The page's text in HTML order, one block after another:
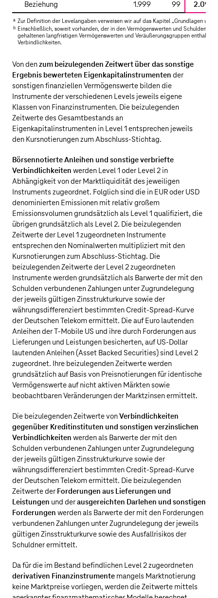
Beziehung
1.999 99 2.098
a Zur Definition der Levelangaben verweisen wir auf das Kapitel „Grundlagen und
b
Einschließlich, soweit vorhanden, der in den Vermögenswerten und Schulden in
gehaltenen langfristigen Vermögenswerten und Veräußerungsgruppen
Verbindlichkeiten.
Von denzum beizulegenden Zeitwert über das sonstige
Ergebnis bewerteten Eigenkapitalinstrumenten der
sonstigen finanziellen Vermögenswerte bilden die
Instrumente der verschiedenen Levels jeweils eigene
Klassen von Finanzinstrumenten. Die beizulegenden
Zeitwerte des Gesamtbestands an
Eigenkapitalinstrumenten in Level 1 entsprechen jeweils
den Kursnotierungen zum Abschluss-Stichtag.
Börsennotierte Anleihen und sonstige verbriefte
Verbindlichkeiten werden Level 1 oder Level 2 in
Abhängigkeit von der Marktliquidität des jeweiligen
Instruments zugeordnet. Folglich sind die in EUR oder USD
denominierten Emissionen mit relativ großem
Emissionsvolumen grundsätzlich als Level 1 qualifiziert, die
übrigen grundsätzlich als Level 2. Die beizulegenden
Zeitwerte der Level 1 zugeordneten Instrumente
entsprechen den Nominalwerten multipliziert mit den
Kursnotierungen zum Abschluss-Stichtag. Die
beizulegenden Zeitwerte der Level 2 zugeordneten
Instrumente werden grundsätzlich als Barwerte der mit den
Schulden verbundenen Zahlungen unter Zugrundelegung
der jeweils gültigen Zinsstrukturkurve sowie der
währungsdifferenziert bestimmten Credit-Spread-Kurve
der Deutschen Telekom ermittelt. Die auf Euro lautenden
Anleihen derT‑Mobile US und ihre durch Forderungen aus
Lieferungen und Leistungen besicherten, aufUS‑Dollar
lautenden Anleihen (Asset Backed Securities) sind Level 2
zugeordnet. Ihre beizulegenden Zeitwerte werden
grundsätzlich auf Basis von Preisnotierungen für identische
Vermögenswerte auf nicht aktiven Märkten sowie
beobachtbaren Veränderungen der Marktzinsen ermittelt.
Die beizulegenden Zeitwerte vonVerbindlichkeiten
gegenüber Kreditinstituten und sonstigen verzinslichen
Verbindlichkeiten werden als Barwerte der mit den
Schulden verbundenen Zahlungen unter Zugrundelegung
der jeweils gültigen Zinsstrukturkurve sowie der
währungsdifferenziert bestimmten Credit-Spread-Kurve
der Deutschen Telekom ermittelt. Die beizulegenden
Zeitwerte der Forderungen aus Lieferungen und
Leistungen und derausgereichten Darlehen und sonstigen
Forderungen werden als Barwerte der mit den Forderungen
verbundenen Zahlungen unter Zugrundelegung der jeweils
gültigen Zinsstrukturkurve sowie des Ausfallrisikos der
Schuldner ermittelt.
Da für die im Bestand befindlichen Level 2 zugeordneten
derivativen Finanzinstrumente mangels Marktnotierung
keine Marktpreise vorliegen, werden die Zeitwerte mittels